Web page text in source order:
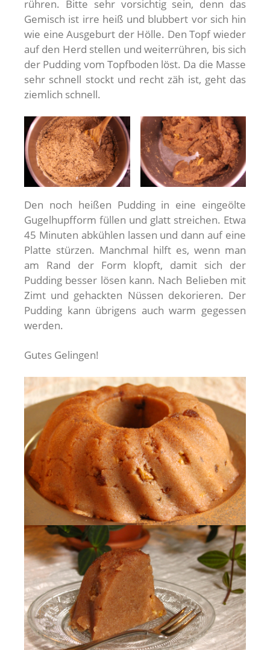
rühren. Bitte sehr vorsichtig sein, denn das
Gemisch ist irre heiß und blubbert vor sich hin
wie eine Ausgeburt der Hölle. Den Topf wieder
auf den Herd stellen und weiterrühren, bis sich
der Pudding vom Topfboden löst. Da die Masse
sehr schnell stockt und recht zäh ist, geht das
ziemlich schnell.
Den noch heißen Pudding in eine eingeölte
Gugelhupfform füllen und glatt streichen. Etwa
45 Minuten abkühlen lassen und dann auf eine
Platte stürzen. Manchmal hilft es, wenn man
am Rand der Form klopft, damit sich der
Pudding besser lösen kann. Nach Belieben mit
Zimt und gehackten Nüssen dekorieren. Der
Pudding kann übrigens auch warm gegessen
werden.
Gutes Gelingen!